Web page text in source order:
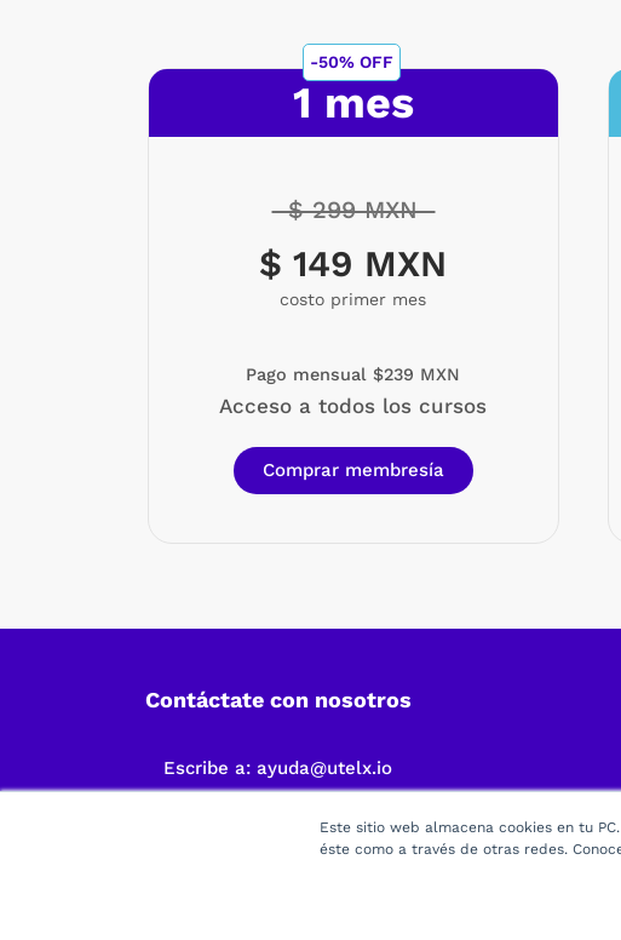
Este sitio web almacena cookies en tu
éste como a través de otras redes.
1 mes
$ 299 MXN
$ 149 MXN
costo primer mes
Pago mensual $239 MXN
Acceso a todos los cursos
Comprar membresía
-50% OFF
Contáctate con nosotros
Escribe a:ayuda@utelx.io